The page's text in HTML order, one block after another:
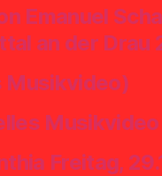
Emanuel
an der Drau
Musikvideo)
Freitag,